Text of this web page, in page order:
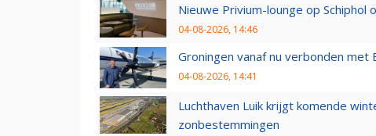
Nieuwe Privium-lounge op Schiphol
04-08-2026, 14:46
Groningen vanaf nu verbonden
04-08-2026, 14:41
Luchthaven Luik krijgt komende
zonbestemmingen